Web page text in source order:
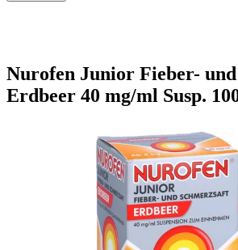
Nurofen Junior Fieber-
Erdbeer 40 mg/ml Susp.